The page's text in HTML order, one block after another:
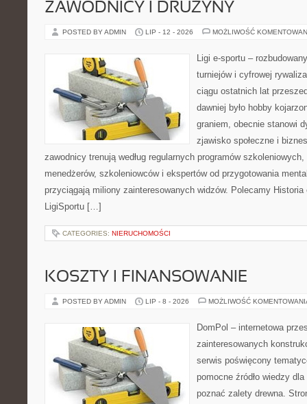
ZAWODNICY I DRUŻYNY
POSTED BY ADMIN LIP - 12 - 2026 MOŻLIWOŚĆ
Ligi e-sportu –
turniejów i cyfrowej
ciągu ostatnich lat
dawniej było hobby
graniem, obecnie stanowi
zjawisko społeczne i
zawodnicy trenują według regularnych programów
menedżerów, szkoleniowców i ekspertów od przygotowania
przyciągają miliony zainteresowanych widzów. Polecamy
LigiSportu […]
CATEGORIES: NIERUCHOMOŚCI
KOSZTY I FINANSOWANIE
POSTED BY ADMIN LIP - 8 - 2026 MOŻLIWOŚĆ
DomPol – internetowa
zainteresowanych
serwis poświęcony
pomocne źródło wiedzy
poznać zalety drewna.